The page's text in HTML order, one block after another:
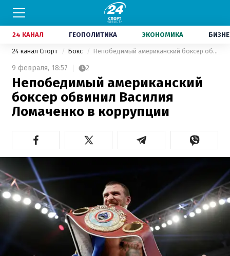
24 КАНАЛ ГЕОПОЛИТИКА ЭКОНОМИКА
24 канал Спорт Бокс Непобедимый американский боксер обвинил Василия Ломаченко в коррупции
9 февраля, 18:57 2
Непобедимый американский
боксер обвинил Василия
Ломаченко в коррупции